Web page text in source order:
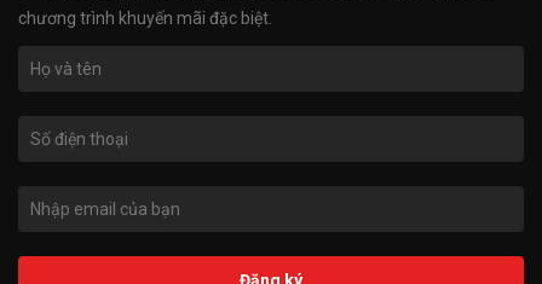
chương trình khuyến mãi đặc biệt.